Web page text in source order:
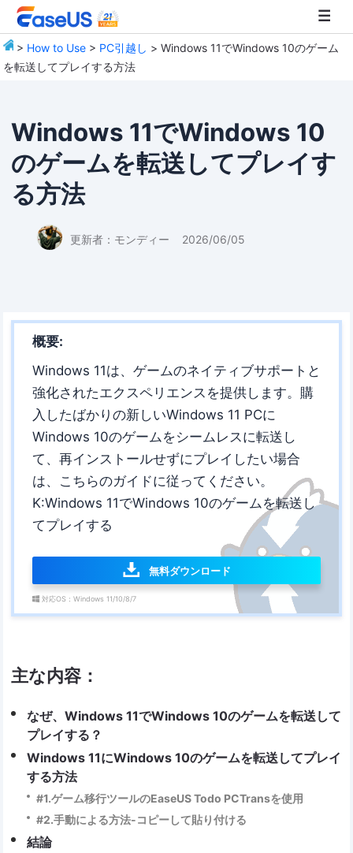
> How to Use > PC引越し > Windows 11でWindows 10のゲーム
を転送してプレイする方法
Windows 11でWindows 10
のゲームを転送してプレイす
る方法
更新者： モンディー 2026/06/05
概要:
Windows 11は、ゲームのネイティブサポートと
強化されたエクスペリエンスを提供します。購
入したばかりの新しいWindows 11 PCに
Windows 10のゲームをシームレスに転送し
て、再インストールせずにプレイしたい場合
は、こちらのガイドに従ってください。
K:Windows 11でWindows 10のゲームを転送し
てプレイする
無料ダウンロード
対応OS：Windows 11/10/8/7
主な内容：
なぜ、Windows 11でWindows 10のゲームを転送して
プレイする？
Windows 11にWindows 10のゲームを転送してプレイ
する方法
#1.ゲーム移行ツールのEaseUS Todo PCTransを使用
#2.手動による方法-コピーして貼り付ける
結論